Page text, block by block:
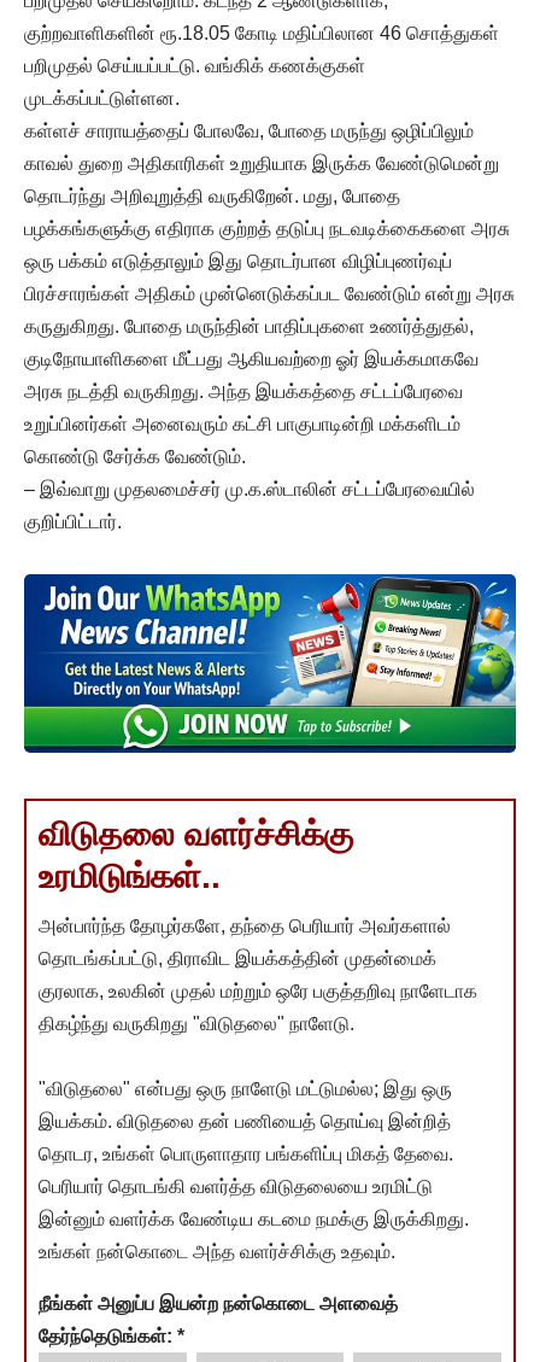
குற்றவாளிகளின் ரூ.18.05 கோடி மதிப்பிலான 46 சொத்துகள்
பறிமுதல் செய்யப்பட்டு. வங்கிக் கணக்குகள்
முடக்கப்பட்டுள்ளன.
கள்ளச் சாராயத்தைப் போலவே, போதை மருந்து ஒழிப்பிலும்
காவல் துறை அதிகாரிகள் உறுதியாக இருக்க வேண்டுமென்று
தொடர்ந்து அறிவுறுத்தி வருகிறேன். மது, போதை
பழக்கங்களுக்கு எதிராக குற்றத் தடுப்பு நடவடிக்கைகளை அரசு
ஒரு பக்கம் எடுத்தாலும் இது தொடர்பான விழிப்புணர்வுப்
பிரச்சாரங்கள் அதிகம் முன்னெடுக்கப்பட வேண்டும் என்று அரசு
கருதுகிறது. போதை மருந்தின் பாதிப்புகளை உணர்த்துதல்,
குடிநோயாளிகளை மீட்பது ஆகியவற்றை ஓர் இயக்கமாகவே
அரசு நடத்தி வருகிறது. அந்த இயக்கத்தை சட்டப்பேரவை
உறுப்பினர்கள் அனைவரும் கட்சி பாகுபாடின்றி மக்களிடம்
கொண்டு சேர்க்க வேண்டும்.
– இவ்வாறு முதலமைச்சர் மு.க.ஸ்டாலின் சட்டப்பேரவையில்
குறிப்பிட்டார்.
விடுதலை வளர்ச்சிக்கு
உரமிடுங்கள்..
அன்பார்ந்த தோழர்களே, தந்தை பெரியார் அவர்களால்
தொடங்கப்பட்டு, திராவிட இயக்கத்தின் முதன்மைக்
குரலாக, உலகின் முதல் மற்றும் ஒரே பகுத்தறிவு நாளேடாக
திகழ்ந்து வருகிறது "விடுதலை" நாளேடு.
"விடுதலை" என்பது ஒரு நாளேடு மட்டுமல்ல; இது ஒரு
இயக்கம். விடுதலை தன் பணியைத் தொய்வு இன்றித்
தொடர, உங்கள் பொருளாதார பங்களிப்பு மிகத் தேவை.
பெரியார் தொடங்கி வளர்த்த விடுதலையை உரமிட்டு
இன்னும் வளர்க்க வேண்டிய கடமை நமக்கு இருக்கிறது.
உங்கள் நன்கொடை அந்த வளர்ச்சிக்கு உதவும்.
நீங்கள் அனுப்ப இயன்ற நன்கொடை அளவைத்
தேர்ந்தெடுங்கள்: *